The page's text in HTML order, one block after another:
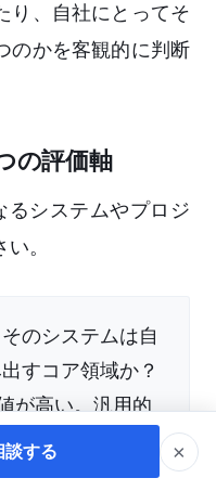
り、自社にとってそ
のかを客観的に判断
の評価軸
るシステムやプロジ
。
そのシステムは自
すコア領域か？
が高い。汎用的
らSaaS導入が
談する ×